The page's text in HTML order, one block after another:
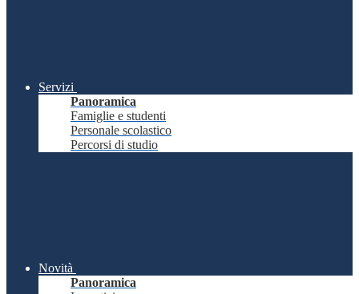
Servizi
Panoramica
Famiglie e studenti
Personale scolastico
Percorsi di studio
Novità
Panoramica